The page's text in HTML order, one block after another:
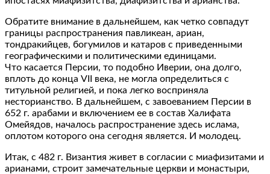
Обратите внимание в дальнейшем, как четко совпадут
границы распространения павликеан, ариан,
тондракийцев, богумилов и катаров с приведенными
географическими и политическими единицами.
Что касается Персии, то подобно Иверии, она долго,
вплоть до конца VII века, не могла определиться с
титульной религией, и пока легко восприняла
несторианство. В дальнейшем, с завоеванием Персии в
652 г. арабами и включением ее в состав Халифата
Омейядов, началось распространение здесь ислама,
оплотом которого она сегодня является. И молодец.
Итак, с 482 г. Византия живет в согласии с миафизитами и
арианами, строит замечательные церкви и монастыри,